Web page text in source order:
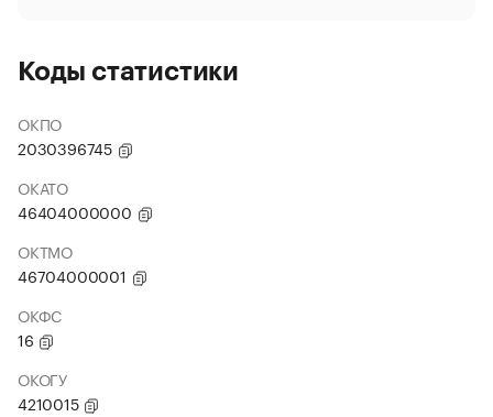
Коды статистики
ОКПО
2030396745
ОКАТО
46404000000
ОКТМО
46704000001
ОКФС
16
ОКОГУ
4210015